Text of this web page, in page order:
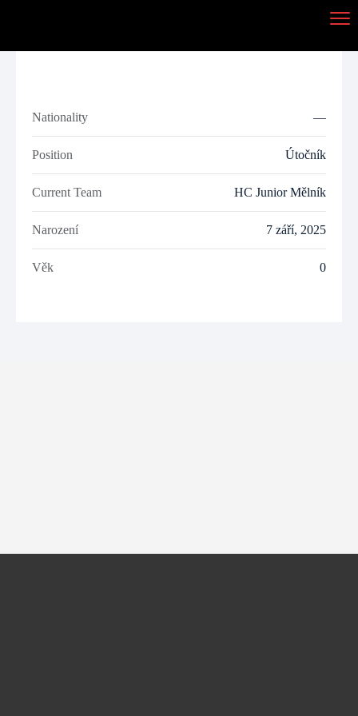
Nationality —
Position Útočník
Current Team HC Junior Mělník
Narození 7 září, 2025
Věk 0